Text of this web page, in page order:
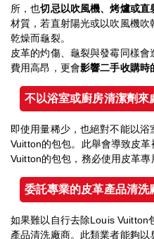
所，也切忌以吹風機、烤爐或直
材質，若直射陽光或以吹風機
乾燥而龜裂。
皮革的灼傷、龜裂與發霉同樣
費用高昂，更會影響二手收購時
不以浴室或廚房清潔劑
即使用量稀少，也絕對不能以
Vuitton的包包。此舉會導致皮
Vuitton的包包，務必使用皮革專
委託專業的皮革產品清洗
如果難以自行去除Louis Vuitton
產品清洗廠商。此類業者能夠